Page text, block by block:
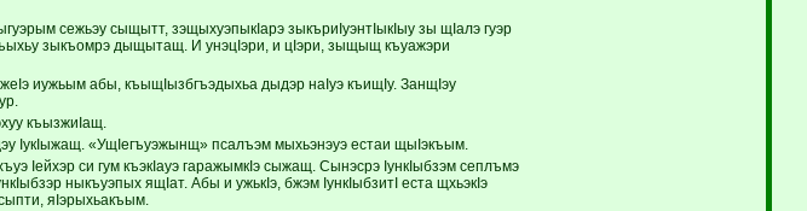
сежьэу сыщытт, зэщыхуэпыкIарэ зыкъриIуэнтIыкIыу зы щIалэ гуэр
зыкъомрэ дыщытащ. И унэцIэри, и цIэри, зыщыщ къуажэри
иужьым абы, къыщIызбгъэдыхьа дыдэр наIуэ къищIу. ЗанщIэу
къызжиIащ.
IукIыжащ. «УщIегъуэжынщ» псалъэм мыхьэнэуэ естаи щыIэкъым.
Iейхэр си гум къэкIауэ гаражымкIэ сыжащ. Сынэсрэ IункIыбзэм сеплъмэ
ныкъуэпых ящIат. Абы и ужькIэ, бжэм IункIыбзитI еста щхьэкIэ
яIэрыхьакъым.